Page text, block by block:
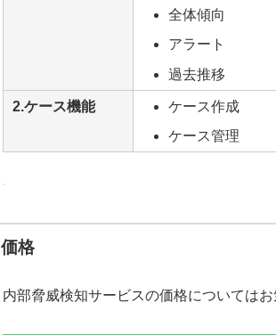
全体傾向
アラート
過去推移
2.ケース機能
ケース作成
ケース管理
価格
内部脅威検知サービスの価格については